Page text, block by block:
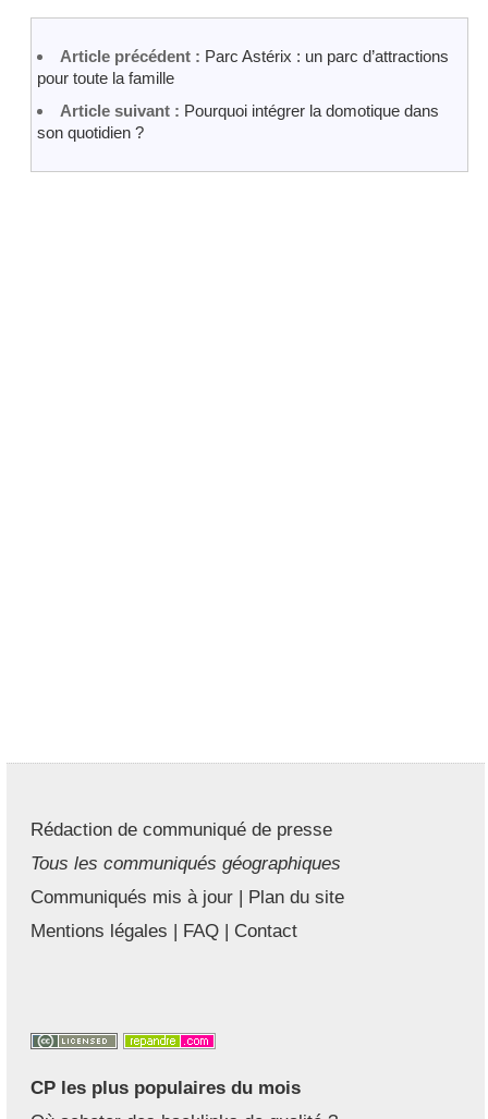
Article précédent : Parc Astérix : un parc d’attractions
pour toute la famille
Article suivant : Pourquoi intégrer la domotique dans
son quotidien ?
Rédaction de communiqué de presse
Tous les communiqués géographiques
Communiqués mis à jour | Plan du site
Mentions légales | FAQ | Contact
CP les plus populaires du mois